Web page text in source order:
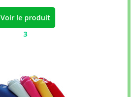
Voir le produit
3